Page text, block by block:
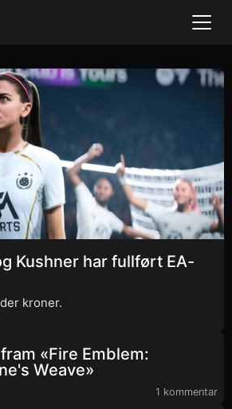
Kushner har fullført EA-
kroner.
«Fire Emblem:
Weave»
1 kommentar